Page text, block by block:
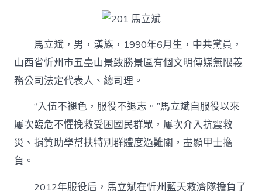
范
億
嵐
設
計
候
選
人〉
馬立斌，男，漢族，1990年6月生，中共黨員，
山西省忻州市五臺山景致勝景區有個文明傳媒無限義
務公司法定代表人、總司理。
“入伍不褪色，服役不退志。”馬立斌自服役以來
屢次臨危不懼挽救受困國民群眾，屢次介入抗震救
災、捐贊助學幫扶特別群體度過難關，盡顯甲士擔
負。
2012年服役后，馬立斌在忻州藍天救濟隊擔負了